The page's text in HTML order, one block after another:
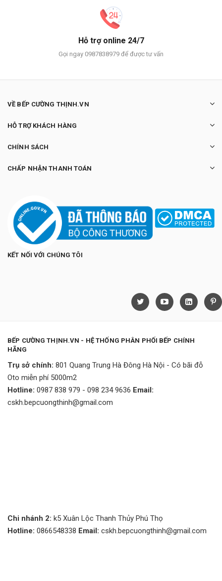
Hỗ trợ online 24/7
Gọi ngay 0987838979 để được tư vấn
VỀ BẾP CƯỜNG THỊNH.VN
HỖ TRỢ KHÁCH HÀNG
CHÍNH SÁCH
CHẤP NHẬN THANH TOÁN
KẾT NỐI VỚI CHÚNG TÔI
BẾP CƯỜNG THỊNH.VN - HỆ THỐNG PHÂN PHỐI BẾP CHÍNH
HÃNG
Trụ sở chính: 801 Quang Trung Hà Đông Hà Nội - Có bãi đỗ
Oto miễn phí 5000m2
Hotline: 0987 838 979 - 098 234 9636 Email:
cskh.bepcuongthinh@gmail.com
Chi nhánh 2: k5 Xuân Lộc Thanh Thủy Phú Thọ
Hotline: 0866548338 Email: cskh.bepcuongthinh@gmail.com